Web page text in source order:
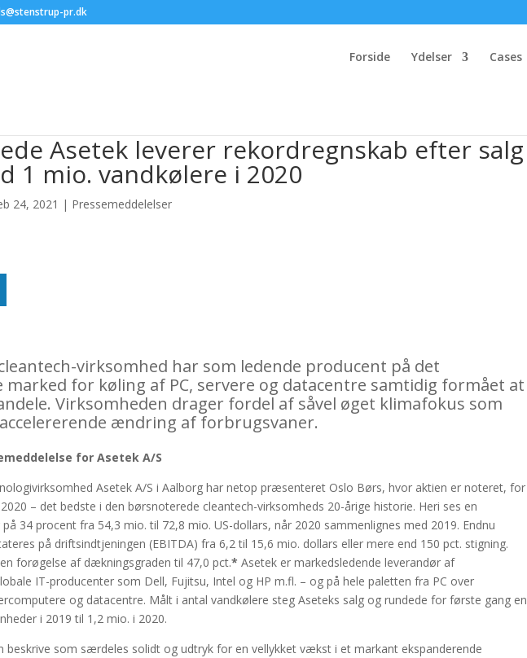
pr.dk
Forside Ydelser Cases
Asetek leverer rekordregnskab efter salg
1 mio. vandkølere i 2020
24, 2021 | Pressemeddelelser
virksomhed har som ledende producent på det
marked for køling af PC, servere og datacentre samtidig formået at
Virksomheden drager fordel af såvel øget klimafokus som
ændring af forbrugsvaner.
for Asetek A/S
Asetek A/S i Aalborg har netop præsenteret Oslo Børs, hvor aktien er noteret, for
– det bedste i den børsnoterede cleantech-virksomheds 20-årige historie. Heri ses en
34 procent fra 54,3 mio. til 72,8 mio. US-dollars, når 2020 sammenlignes med 2019. Endnu
på driftsindtjeningen (EBITDA) fra 6,2 til 15,6 mio. dollars eller mere end 150 pct. stigning.
forøgelse af dækningsgraden til 47,0 pct.* Asetek er markedsledende leverandør af
IT-producenter som Dell, Fujitsu, Intel og HP m.fl. – og på hele paletten fra PC over
og datacentre. Målt i antal vandkølere steg Aseteks salg og rundede for første gang en
i 2019 til 1,2 mio. i 2020.
beskrive som særdeles solidt og udtryk for en vellykket vækst i et markant ekspanderende